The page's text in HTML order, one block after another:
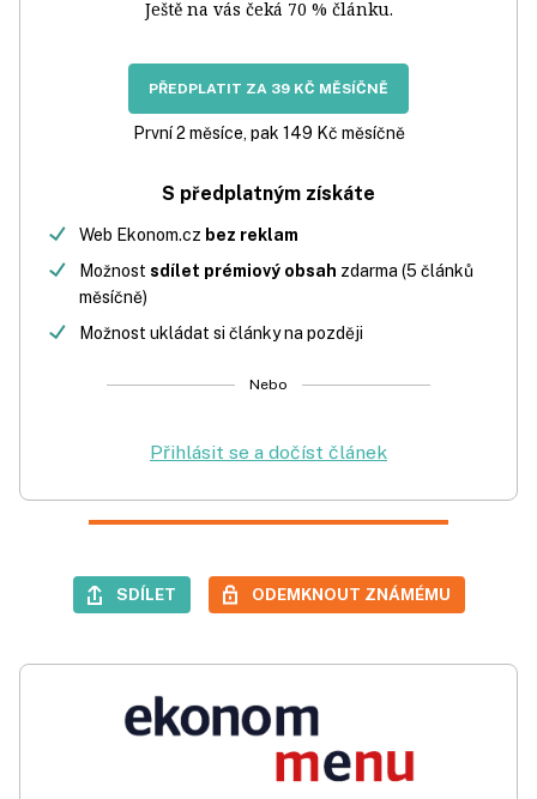
Ještě na vás čeká 70 % článku.
PŘEDPLATIT ZA 39 KČ MĚSÍČNĚ
První 2 měsíce, pak 149 Kč měsíčně
S předplatným získáte
Web Ekonom.cz bez reklam
Možnost sdílet prémiový obsah zdarma (5 článků
měsíčně)
Možnost ukládat si články na později
Nebo
Přihlásit se a dočíst článek
SDÍLET ODEMKNOUT ZNÁMÉMU